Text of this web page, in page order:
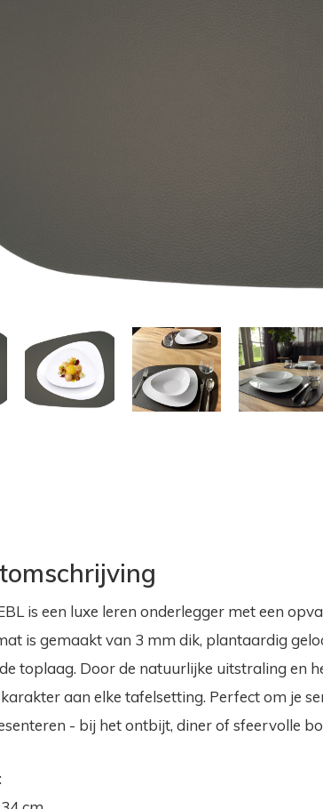
is een luxe leren onderlegger met een
is gemaakt van 3 mm dik, plantaardig
toplaag. Door de natuurlijke uitstraling en
aan elke tafelsetting. Perfect om je
- bij het ontbijt, diner of sfeervolle